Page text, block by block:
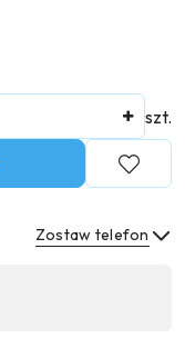
szt.
Zostaw telefon